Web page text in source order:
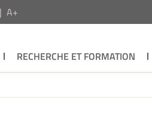
A+
RECHERCHE ET FORMATION